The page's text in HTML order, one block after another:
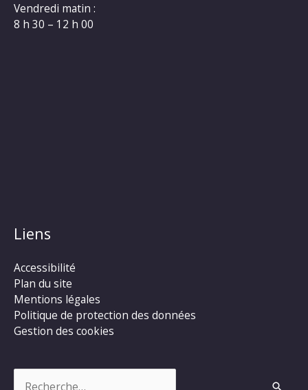
Vendredi matin :
8 h 30 – 12 h 00
Liens
Accessibilité
Plan du site
Mentions légales
Politique de protection des données
Gestion des cookies